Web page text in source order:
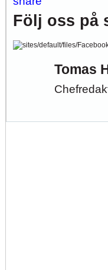
Följ oss på
Tomas